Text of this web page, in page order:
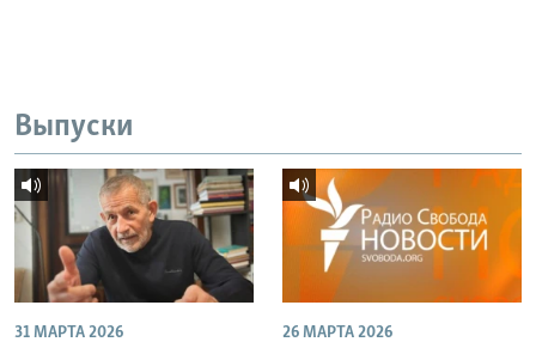
Выпуски
31 МАРТА 2026 26 МАРТА 2026